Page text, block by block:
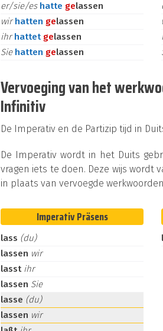
er/sie/es hatte gelassen
wirhatten gelassen
ihrhattet gelassen
Sie hatten gelassen
Vervoeging van het
Infinitiv
De Imperativ en de Partizip tijd in
De Imperativ wordt in het Duits
vragen iets te doen. Deze wijs wordt
in plaats van vervoegde
Imperativ Präsens
lass (du)
lassen wir
lasst ihr
lassen Sie
lasse (du)
lassen wir